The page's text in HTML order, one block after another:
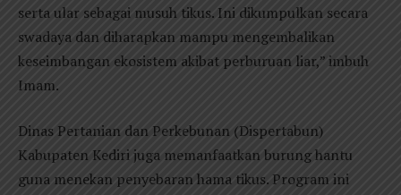
serta ular sebagai musuh tikus. Ini dikumpulkan secara
swadaya dan diharapkan mampu mengembalikan
keseimbangan ekosistem akibat perburuan liar,” imbuh
Imam.
Dinas Pertanian dan Perkebunan (Dispertabun)
Kabupaten Kediri juga memanfaatkan burung hantu
guna menekan penyebaran hama tikus. Program ini